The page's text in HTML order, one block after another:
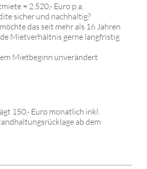
= 2.520,- Euro p.a.
sicher und nachhaltig?
das seit mehr als 16 Jahren
Mietverhältnis gerne langfristig
Mietbeginn unverändert
150,- Euro monatlich inkl.
ab dem